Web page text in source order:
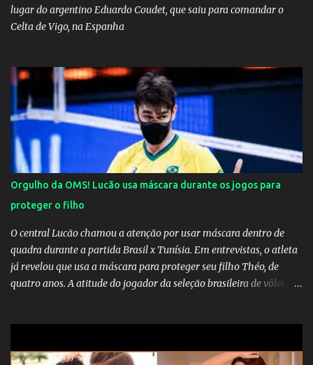
lugar do argentino Eduardo Coudet, que saiu para comandar o
Celta de Vigo, na Espanha
Orgulho da OMS! Lucão usa máscara durante os jogos para
proteger o filho
O central Lucão chamou a atenção por usar máscara dentro de
quadra durante a partida Brasil x Tunísia. Em entrevistas, o atleta
já revelou que usa a máscara para proteger seu filho Théo, de
quatro anos. A atitude do jogador da seleção brasileira de vôlei foi
Marta marcou duas vezes, Debinha, Andressa Alves e Bia